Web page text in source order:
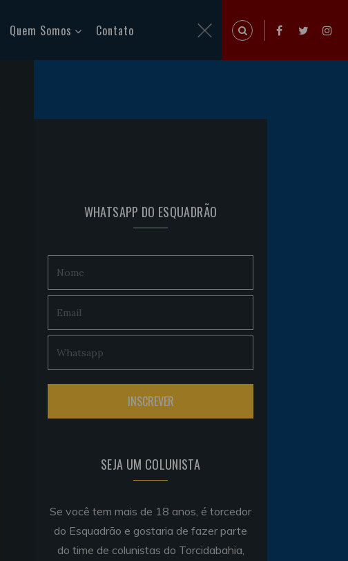
Quem Somos Contato
WHATSAPP DO ESQUADRÃO
SEJA UM COLUNISTA
Se você tem mais de 18 anos, é torcedor
do Esquadrão e gostaria de fazer parte
do time de colunistas do Torcidabahia,